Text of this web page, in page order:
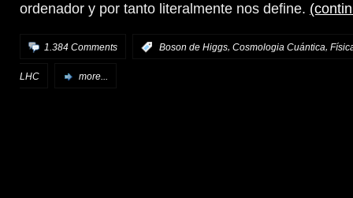
ordenador y por tanto literalmente nos define.
1.384 Comments Boson de Higgs, Cosmologia Cuántica,
LHC more...